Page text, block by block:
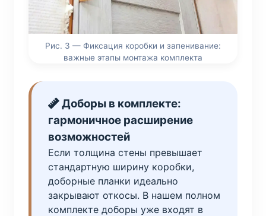
Рис. 3 — Фиксация коробки и запенивание:
важные этапы монтажа комплекта
Доборы в комплекте:
гармоничное расширение
возможностей
Если толщина стены превышает
стандартную ширину коробки,
доборные планки идеально
закрывают откосы. В нашем полном
комплекте доборы уже входят в